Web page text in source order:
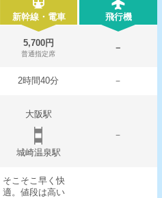
新幹線・電車 飛行機
5,700円
普通指定席
－
2時間40分 －
大阪駅
－
城崎温泉駅
そこそこ早く快
適。値段は高い